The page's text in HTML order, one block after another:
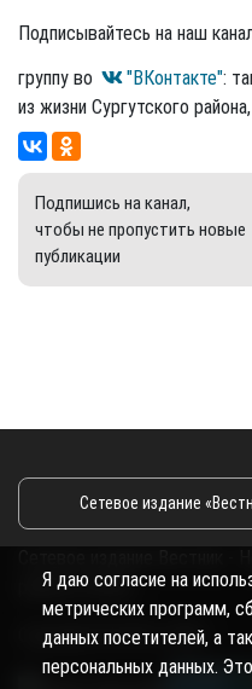
Подписывайтесь на наш
группу во
"ВКонтакте":
из жизни Сургутского
Подпишись на канал,
чтобы не пропустить новые
публикации
Сетевое издание
района и Югры
Copyright © 2018- 2026
Я даю согласие на
метрических программ,
данных посетителей, а
персональных данных.